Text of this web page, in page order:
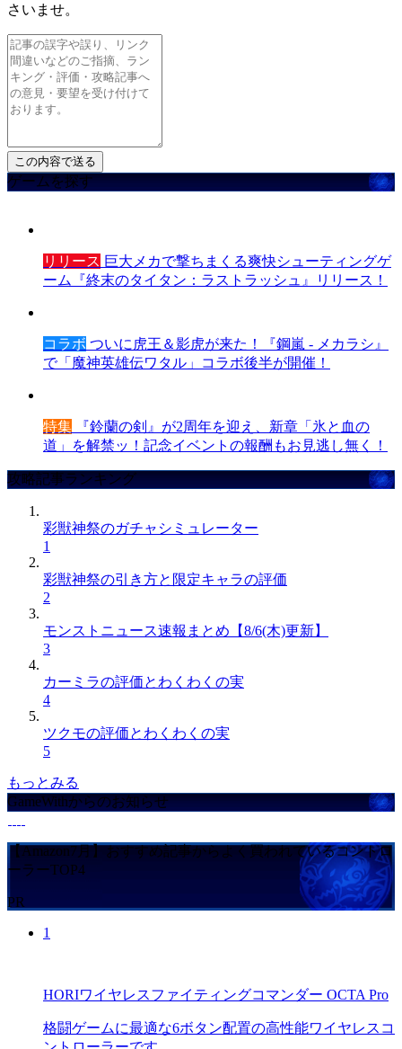
さいませ。
ゲームを探す
リリース 巨大メカで撃ちまくる爽快シューティングゲ
ーム『終末のタイタン：ラストラッシュ』リリース！
コラボ ついに虎王＆影虎が来た！『鋼嵐 - メカラシ』
で「魔神英雄伝ワタル」コラボ後半が開催！
特集 『鈴蘭の剣』が2周年を迎え、新章「氷と血の
道」を解禁ッ！記念イベントの報酬もお見逃し無く！
攻略記事ランキング
彩獣神祭のガチャシミュレーター
1
彩獣神祭の引き方と限定キャラの評価
2
モンストニュース速報まとめ【8/6(木)更新】
3
カーミラの評価とわくわくの実
4
ツクモの評価とわくわくの実
5
もっとみる
GameWithからのお知らせ
【Amazon7月】おすすめ記事からよく買われているコントロ
ーラーTOP4
PR
1
HORIワイヤレスファイティングコマンダー OCTA Pro
格闘ゲームに最適な6ボタン配置の高性能ワイヤレスコ